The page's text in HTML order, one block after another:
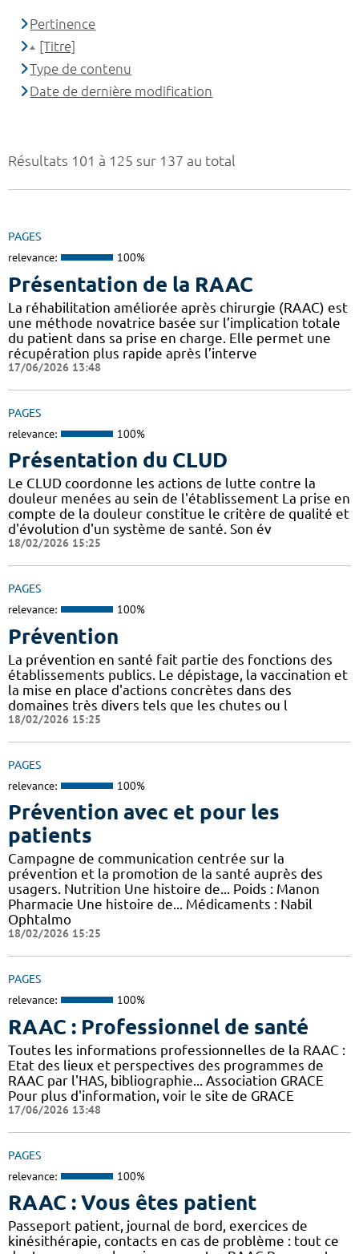
Résultats 101 à 125 sur 137 au total
PAGES
relevance: 100%
Présentation de la RAAC
La réhabilitation améliorée après chirurgie (RAAC) est
une méthode novatrice basée sur l’implication totale
du patient dans sa prise en charge. Elle permet une
récupération plus rapide après l’interve
17/06/2026 13:48
PAGES
relevance: 100%
Présentation du CLUD
Le CLUD coordonne les actions de lutte contre la
douleur menées au sein de l'établissement La prise en
compte de la douleur constitue le critère de qualité et
d'évolution d'un système de santé. Son év
18/02/2026 15:25
PAGES
relevance: 100%
Prévention
La prévention en santé fait partie des fonctions des
établissements publics. Le dépistage, la vaccination et
la mise en place d'actions concrètes dans des
domaines très divers tels que les chutes ou l
18/02/2026 15:25
PAGES
relevance: 100%
Prévention avec et pour les
patients
Campagne de communication centrée sur la
prévention et la promotion de la santé auprès des
usagers. Nutrition Une histoire de... Poids : Manon
Pharmacie Une histoire de... Médicaments : Nabil
Ophtalmo
18/02/2026 15:25
PAGES
relevance: 100%
RAAC : Professionnel de santé
Toutes les informations professionnelles de la RAAC :
Etat des lieux et perspectives des programmes de
RAAC par l'HAS, bibliographie... Association GRACE
Pour plus d'information, voir le site de GRACE
17/06/2026 13:48
PAGES
relevance: 100%
RAAC : Vous êtes patient
Passeport patient, journal de bord, exercices de
kinésithérapie, contacts en cas de problème : tout ce
Pertinence
[Titre]
Type de contenu
Date de dernière modification